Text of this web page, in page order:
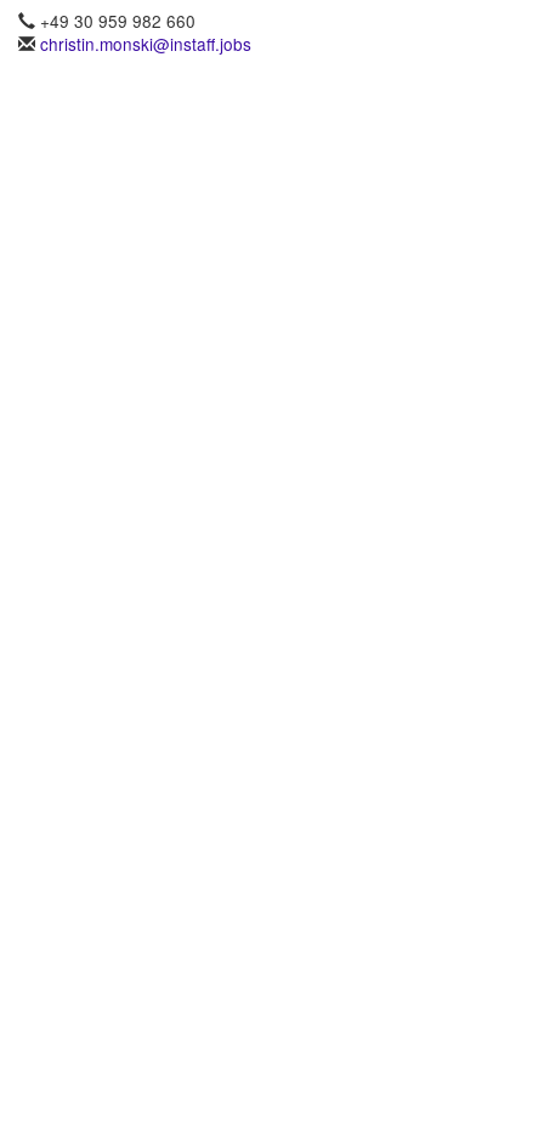
+49 30 959 982 660
christin.monski@instaff.jobs